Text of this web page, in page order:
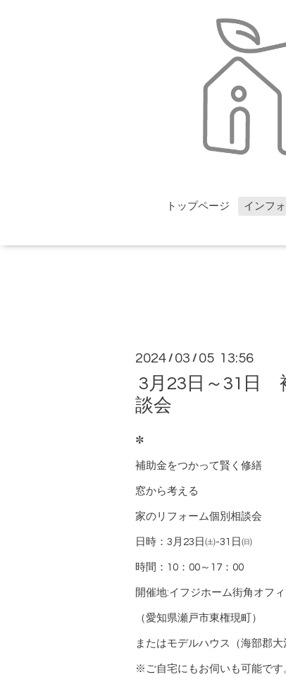
トップページ インフ
2024 / 03 / 05 13:56
3月23日～31日
談会
✼
補助金をつかって賢く修繕
窓から考える
家のリフォーム個別相談会
日時： 3 月 23 日㈯-31 日㈰
時間： 10 ： 00 ～ 17 ： 00
開催地:イフジホーム街角オフィ
（愛知県瀬戸市東権現町）
またはモデルハウス（海部郡大
※ご自宅にもお伺いも可能です